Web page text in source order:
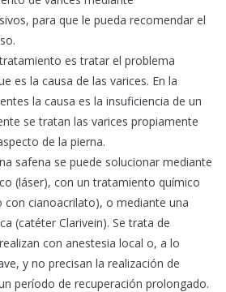
para que le pueda recomendar el
es tratar el problema
es la causa de las varices. En la
la causa es la insuficiencia de un
se tratan las varices propiamente
de la pierna.
safena se puede solucionar mediante
(láser), con un tratamiento químico
con cianoacrilato), o mediante una
(catéter Clarivein). Se trata de
con anestesia local o, a lo
y no precisan la realización de
período de recuperación prolongado.